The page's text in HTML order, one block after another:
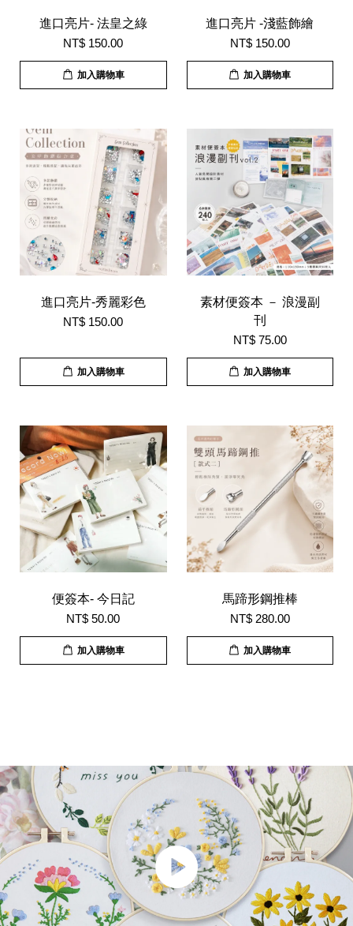
進口亮片- 法皇之綠
NT$ 150.00
加入購物車
進口亮片 -淺藍飾繪
NT$ 150.00
加入購物車
進口亮片-秀麗彩色
NT$ 150.00
加入購物車
素材便簽本 － 浪漫副
刊
NT$ 75.00
加入購物車
便簽本- 今日記
NT$ 50.00
加入購物車
馬蹄形鋼推棒
NT$ 280.00
加入購物車